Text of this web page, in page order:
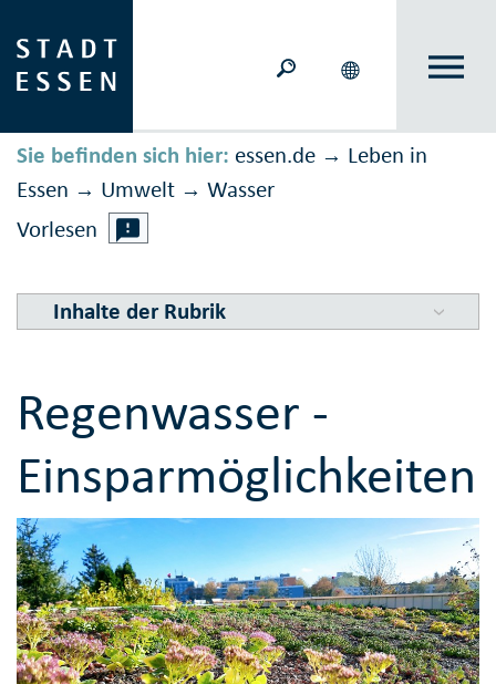
Sie befinden sich hier: essen.de → Leben in
Essen → Umwelt → Wasser
Vorlesen
Inhalte der Rubrik
Regenwasser -
Einsparmöglichkeiten